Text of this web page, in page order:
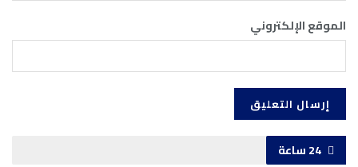
الموقع الإلكتروني
24 ساعة